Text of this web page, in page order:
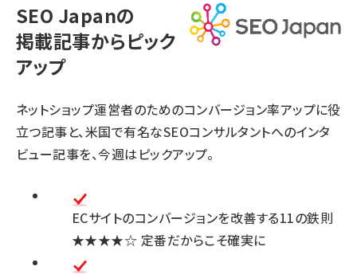
SEO Japanの
掲載記事からピック
アップ
ネットショップ運営者のためのコンバージョン率アップに役
立つ記事と、米国で有名なSEOコンサルタントへのインタ
ビュー記事を、今週はピックアップ。
ECサイトのコンバージョンを改善する11の鉄則
★★★★☆ 定番だからこそ確実に